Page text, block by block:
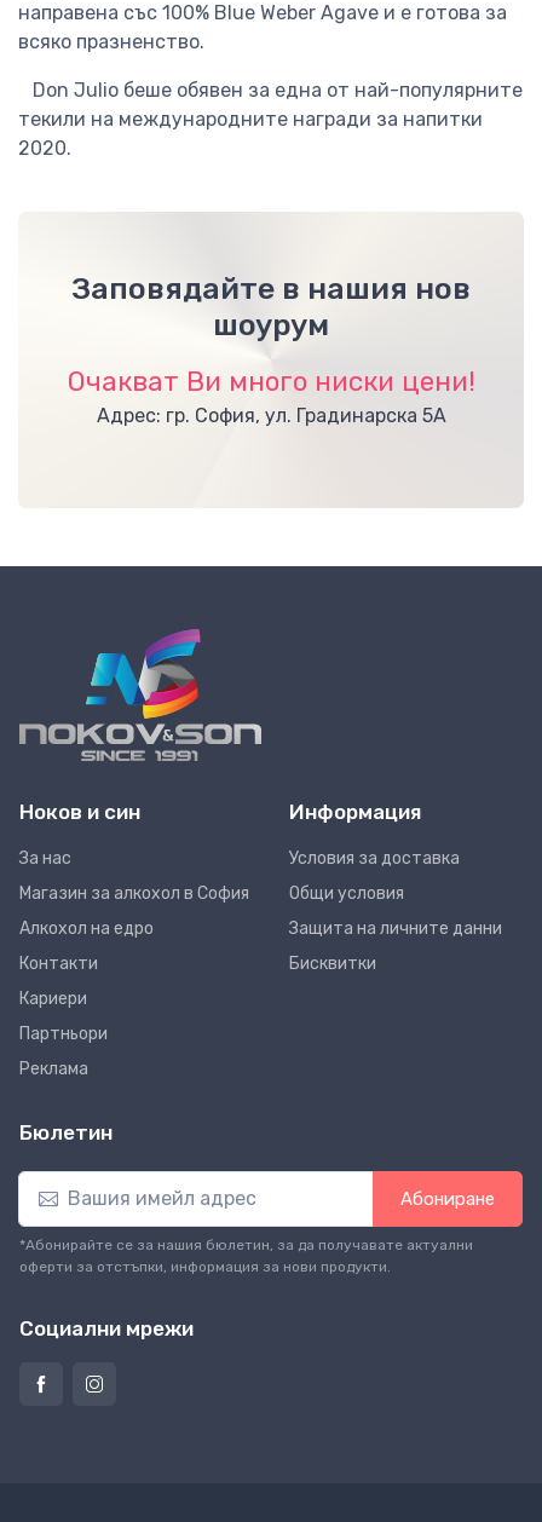
направена със 100% Blue Weber Agave и е готова за
всяко празненство.
Don Julio беше обявен за една от най-популярните
текили на международните награди за напитки
2020.
Заповядайте в нашия нов
шоурум
Очакват Ви много ниски цени!
Адрес: гр. София, ул. Градинарска 5А
Ноков и син
За нас
Магазин за алкохол в София
Алкохол на едро
Контакти
Кариери
Партньори
Реклама
Информация
Условия за доставка
Общи условия
Защита на личните данни
Бисквитки
Бюлетин
Абониране
*Абонирайте се за нашия бюлетин, за да получавате актуални
оферти за отстъпки, информация за нови продукти.
Социални мрежи